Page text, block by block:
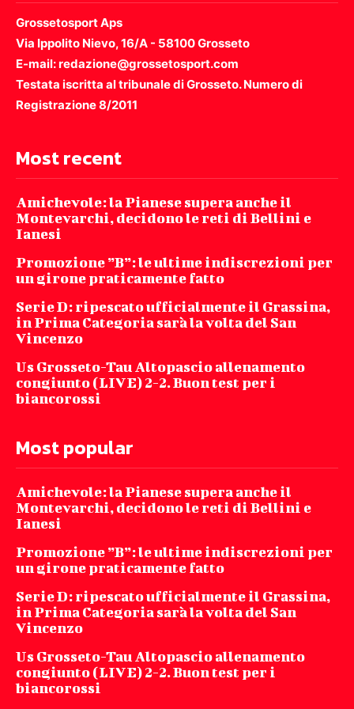
Grossetosport Aps
Via Ippolito Nievo, 16/A - 58100 Grosseto
E-mail: redazione@grossetosport.com
Testata iscritta al tribunale di Grosseto. Numero di
Registrazione 8/2011
Most recent
Amichevole: la Pianese supera anche il
Montevarchi, decidono le reti di Bellini e
Ianesi
Promozione ”B”: le ultime indiscrezioni per
un girone praticamente fatto
Serie D: ripescato ufficialmente il Grassina,
in Prima Categoria sarà la volta del San
Vincenzo
Us Grosseto-Tau Altopascio allenamento
congiunto (LIVE) 2-2. Buon test per i
biancorossi
Most popular
Amichevole: la Pianese supera anche il
Montevarchi, decidono le reti di Bellini e
Ianesi
Promozione ”B”: le ultime indiscrezioni per
un girone praticamente fatto
Serie D: ripescato ufficialmente il Grassina,
in Prima Categoria sarà la volta del San
Vincenzo
Us Grosseto-Tau Altopascio allenamento
congiunto (LIVE) 2-2. Buon test per i
biancorossi